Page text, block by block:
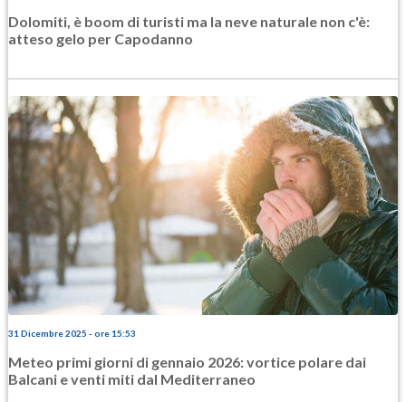
Dolomiti, è boom di turisti ma la neve naturale non c'è:
atteso gelo per Capodanno
31 Dicembre 2025 - ore 15:53
Meteo primi giorni di gennaio 2026: vortice polare dai
Balcani e venti miti dal Mediterraneo